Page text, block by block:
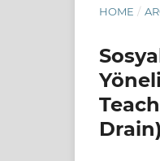
HOME /
Drain)